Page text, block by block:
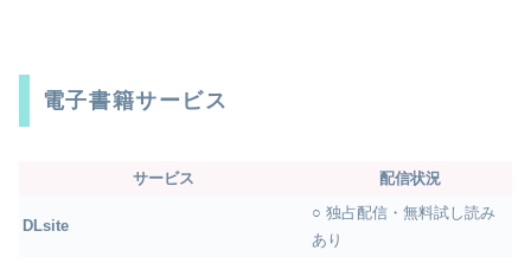
電子書籍サービス
サービス 配信状況
DLsite
○ 独占配信・無料試し読み
あり